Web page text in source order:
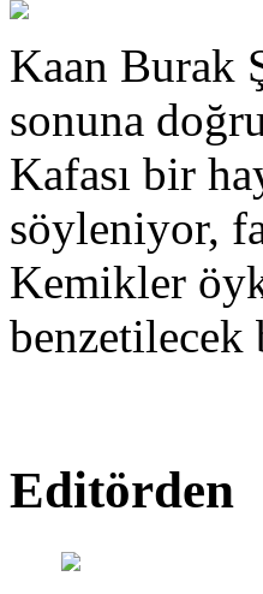
Kaan Burak
sonuna
Kafası bir
söyleniyor,
Kemikler
benzetilecek
Editörden